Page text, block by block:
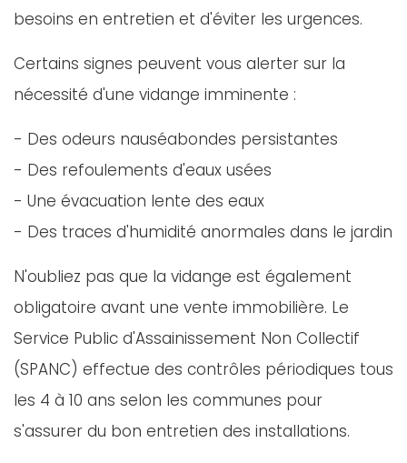
besoins en entretien et d'éviter les urgences.
Certains signes peuvent vous alerter sur la
nécessité d'une vidange imminente :
- Des odeurs nauséabondes persistantes
- Des refoulements d'eaux usées
- Une évacuation lente des eaux
- Des traces d'humidité anormales dans le jardin
N'oubliez pas que la vidange est également
obligatoire avant une vente immobilière. Le
Service Public d'Assainissement Non Collectif
(SPANC) effectue des contrôles périodiques tous
les 4 à 10 ans selon les communes pour
s'assurer du bon entretien des installations.